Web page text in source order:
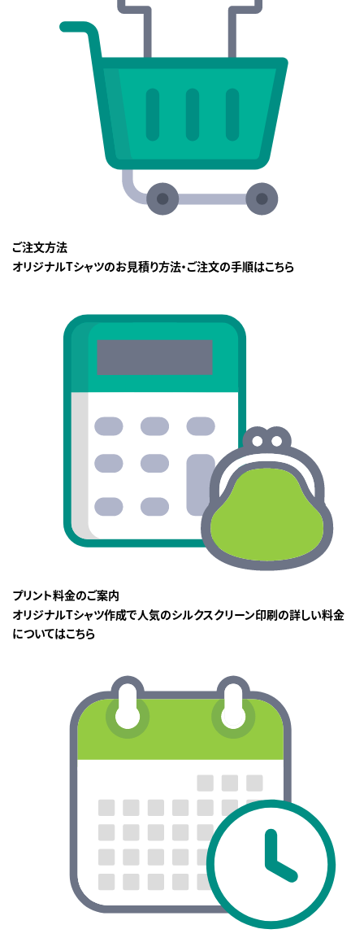
ご注文方法
オリジナルTシャツのお見積り方法・ご注文の手順はこちら
プリント料金のご案内
オリジナルTシャツ作成で人気のシルクスクリーン印刷の詳しい料金
についてはこちら